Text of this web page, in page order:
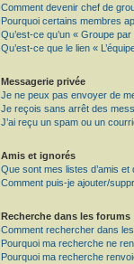
Comment devenir chef de
Pourquoi certains membres
Qu’est-ce qu’un « Groupe
Qu’est-ce que le lien «
Messagerie privée
Je ne peux pas envoyer de
Je reçois sans arrêt des
J’ai reçu un spam ou un
Amis et ignorés
Que sont mes listes d’amis et
Comment puis-je ajouter/
Recherche dans les forums
Comment rechercher dans
Pourquoi ma recherche ne
Pourquoi ma recherche